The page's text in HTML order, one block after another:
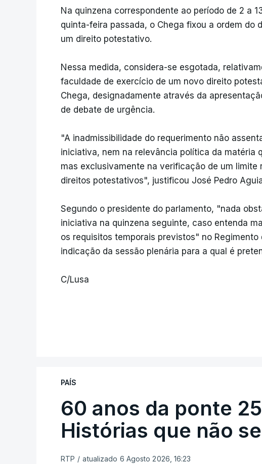
Na quinzena correspondente ao período de 2 a
quinta-feira passada, o Chega fixou a ordem do
um direito potestativo.
Nessa medida, considera-se esgotada,
faculdade de exercício de um novo direito
Chega, designadamente através da
de debate de urgência.
"A inadmissibilidade do requerimento não
iniciativa, nem na relevância política da matéria
mas exclusivamente na verificação de um
direitos potestativos", justificou José Pedro
Segundo o presidente do parlamento, "nada
iniciativa na quinzena seguinte, caso entenda
os requisitos temporais previstos" no
indicação da sessão plenária para a qual é
C/Lusa
PAÍS
60 anos da ponte
Histórias que não
RTP / atualizado 6 Agosto 2026, 16:23